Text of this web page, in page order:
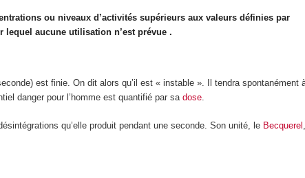
ou niveaux d’activités supérieurs aux valeurs définies par
lequel aucune utilisation n’est prévue .
est finie. On dit alors qu’il est « instable ». Il tendra spontanément
danger pour l’homme est quantifié par sadose.
qu’elle produit pendant une seconde. Son unité, le Becquerel